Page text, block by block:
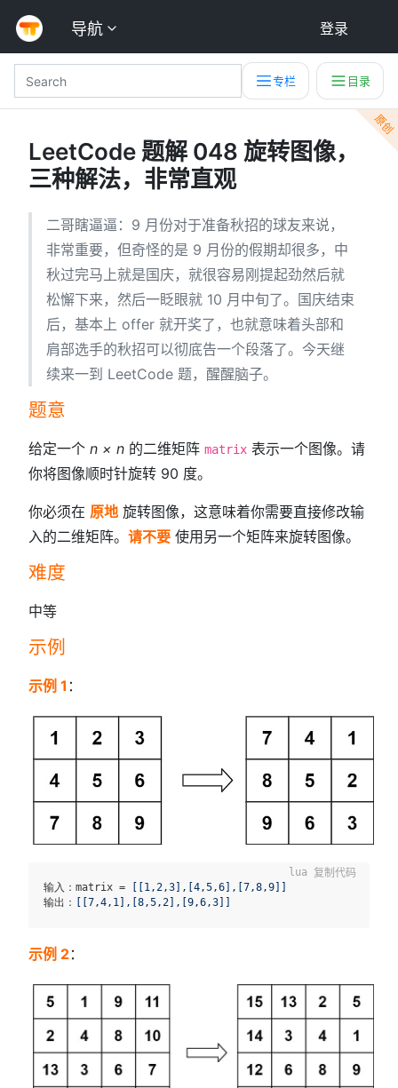
导航 登录
专栏 目录
原创
LeetCode 题解 048 旋转图像，
三种解法，非常直观
二哥瞎逼逼：9 月份对于准备秋招的球友来说，
非常重要，但奇怪的是 9 月份的假期却很多，中
秋过完马上就是国庆，就很容易刚提起劲然后就
松懈下来，然后一眨眼就 10 月中旬了。国庆结束
后，基本上 offer 就开奖了，也就意味着头部和
肩部选手的秋招可以彻底告一个段落了。今天继
续来一到 LeetCode 题，醒醒脑子。
题意
给定一个 n × n 的二维矩阵 matrix 表示一个图像。请
你将图像顺时针旋转 90 度。
你必须在 原地 旋转图像，这意味着你需要直接修改输
入的二维矩阵。 请不要 使用另一个矩阵来旋转图像。
难度
中等
示例
示例 1 ：
输入：matrix =
[[1,2,3],[4,5,6],[7,8,9]]
输出： [[7,4,1],[8,5,2],[9,6,3]]
复制代码
示例 2：